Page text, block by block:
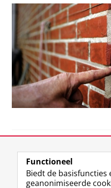
View this page in:English
Functioneel
Biedt de basisfuncties
geanonimiseerde